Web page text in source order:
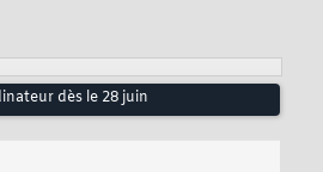
dès le 28 juin